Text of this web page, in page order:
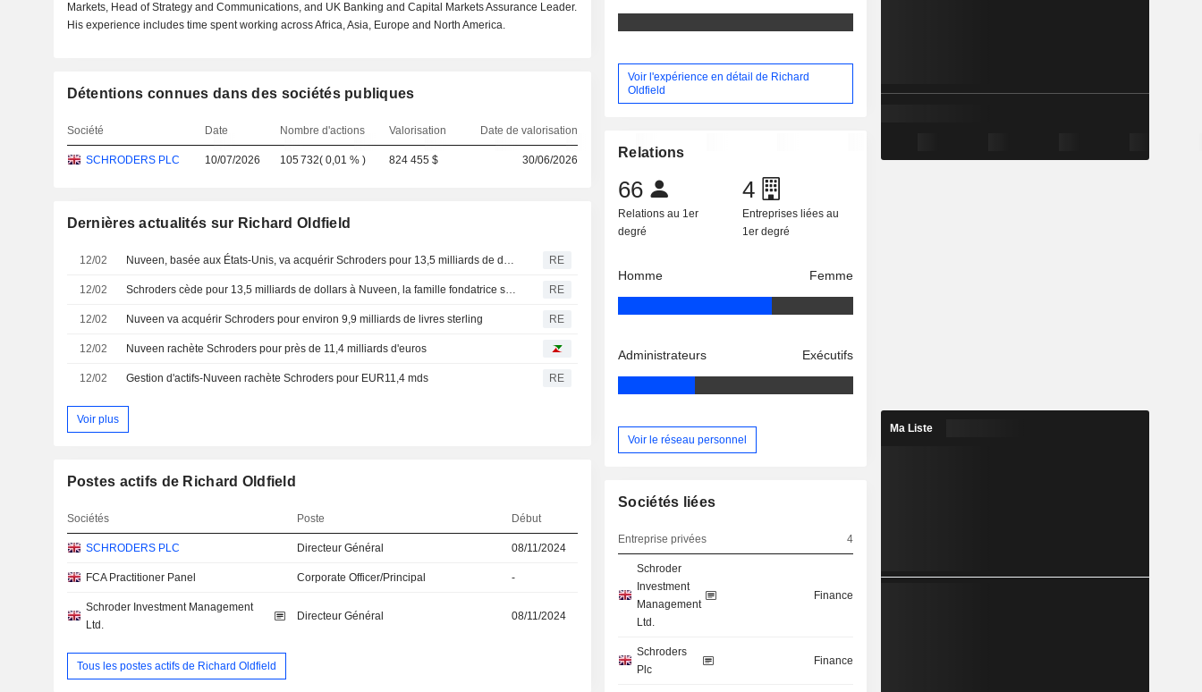
Markets, Head of Strategy and Communications, and UK Banking and Capital Markets Assurance Leader.
His experience includes time spent working across Africa, Asia, Europe and North America.
Détentions connues dans des sociétés publiques
Société Date Nombre d'actions Valorisation Date de valorisation
SCHRODERS PLC 10/07/2026 105 732(0,01 % ) 824 455 $ 30/06/2026
Dernières actualités sur Richard Oldfield
12/02 Nuveen, basée aux États-Unis, va acquérir Schroders pour 13,5 milliards de dollars RE
12/02 Schroders cède pour 13,5 milliards de dollars à Nuveen, la famille fondatrice se retire RE
12/02 Nuveen va acquérir Schroders pour environ 9,9 milliards de livres sterling RE
12/02 Nuveen rachète Schroders pour près de 11,4 milliards d'euros
12/02 Gestion d'actifs-Nuveen rachète Schroders pour EUR11,4 mds RE
Voir plus
Postes actifs de Richard Oldfield
Sociétés Poste Début
SCHRODERS PLC Directeur Général 08/11/2024
FCA Practitioner Panel Corporate Officer/Principal -
Schroder Investment Management
Ltd.
Directeur Général 08/11/2024
Tous les postes actifs de Richard Oldfield
Voir l'expérience en détail de Richard
Oldfield
Relations
66
Relations au 1er
degré
4
Entreprises liées au
1er degré
Homme Femme
Administrateurs Exécutifs
Voir le réseau personnel
Sociétés liées
Entreprise privées 4
Schroder
Investment
Management
Ltd.
Finance
Schroders
Plc
Finance
Ma Liste